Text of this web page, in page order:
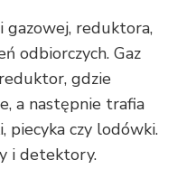
gazowej, reduktora,
odbiorczych. Gaz
gdzie
a następnie trafia
piecyka czy lodówki.
i detektory.